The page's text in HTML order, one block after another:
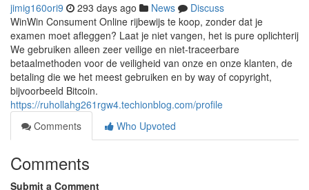
jimig160ori9 293 days ago News
Discuss
WinWin Consument Online rijbewijs te koop, zonder dat je
examen moet afleggen? Laat je niet vangen, het is pure oplichterij
We gebruiken alleen zeer veilige en niet-traceerbare
betaalmethoden voor de veiligheid van onze en onze klanten, de
betaling die we het meest gebruiken en by way of copyright,
bijvoorbeeld Bitcoin.
https://ruhollahg261rgw4.techionblog.com/profile
Comments
Who Upvoted
Comments
Submit a Comment